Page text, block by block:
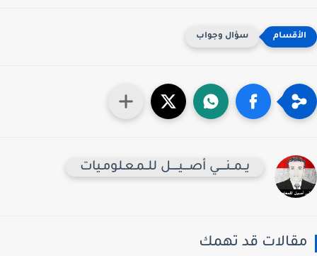
سؤال وجواب
يــمــنـــــي أصــــيـــــل للــمـعـلومـيات
قد تهمك